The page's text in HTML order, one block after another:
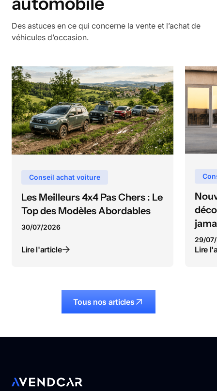
Des astuces en ce qui concerne la vente et l’achat de
véhicules d’occasion.
Conseil achat voiture
Les Meilleurs 4x4 Pas Chers : Le
Top des Modèles Abordables
30/07/2026
Lire l'article
29/07/
Lire
Tous nos articles